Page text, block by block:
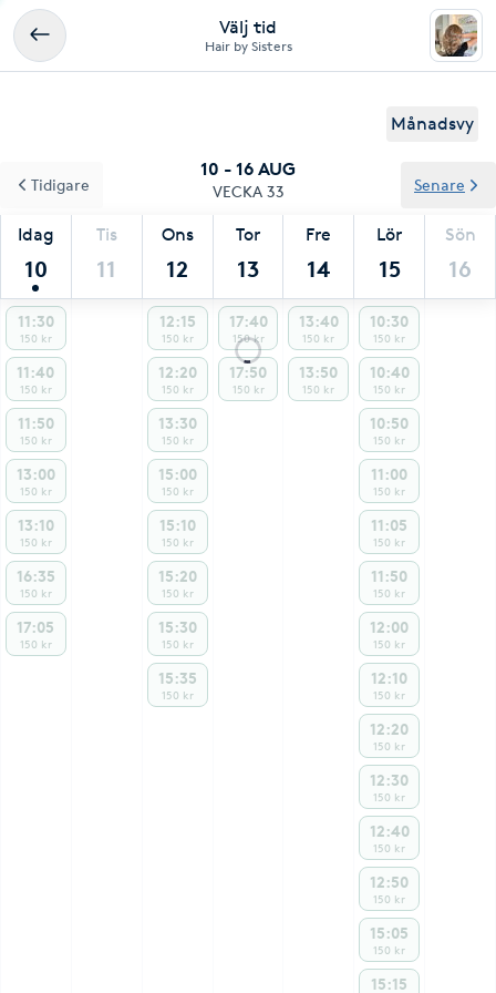
Välj tid
Hair by Sisters
Månadsvy
10 - 16 AUG
VECKA 33
Idag
10
Tis
11
Ons
12
Tor
13
Fre
14
Lör
15
Sön
16
Tidigare Senare
11:30
150 kr
11:40
150 kr
11:50
150 kr
13:00
150 kr
13:10
150 kr
16:35
150 kr
17:05
150 kr
12:15
150 kr
12:20
150 kr
13:30
150 kr
15:00
150 kr
15:10
150 kr
15:20
150 kr
15:30
150 kr
15:35
150 kr
17:40
150 kr
17:50
150 kr
13:40
150 kr
13:50
150 kr
10:30
150 kr
10:40
150 kr
10:50
150 kr
11:00
150 kr
11:05
150 kr
11:50
150 kr
12:00
150 kr
12:10
150 kr
12:20
150 kr
12:30
150 kr
12:40
150 kr
12:50
150 kr
15:05
150 kr
15:15